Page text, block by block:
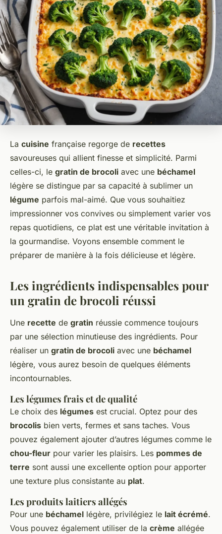
La cuisine française regorge de recettes
savoureuses qui allient finesse et simplicité. Parmi
celles-ci, le gratin de brocoli avec une béchamel
légère se distingue par sa capacité à sublimer un
légume parfois mal-aimé. Que vous souhaitiez
impressionner vos convives ou simplement varier vos
repas quotidiens, ce plat est une véritable invitation à
la gourmandise. Voyons ensemble comment le
préparer de manière à la fois délicieuse et légère.
Les ingrédients indispensables pour
un gratin de brocoli réussi
Une recette de gratin réussie commence toujours
par une sélection minutieuse des ingrédients. Pour
réaliser un gratin de brocoli avec une béchamel
légère, vous aurez besoin de quelques éléments
incontournables.
Les légumes frais et de qualité
Le choix des légumes est crucial. Optez pour des
brocolis bien verts, fermes et sans taches. Vous
pouvez également ajouter d’autres légumes comme le
chou-fleur pour varier les plaisirs. Les pommes de
terre sont aussi une excellente option pour apporter
une texture plus consistante au plat.
Les produits laitiers allégés
Pour une béchamel légère, privilégiez le lait écrémé.
Vous pouvez également utiliser de la crème allégée